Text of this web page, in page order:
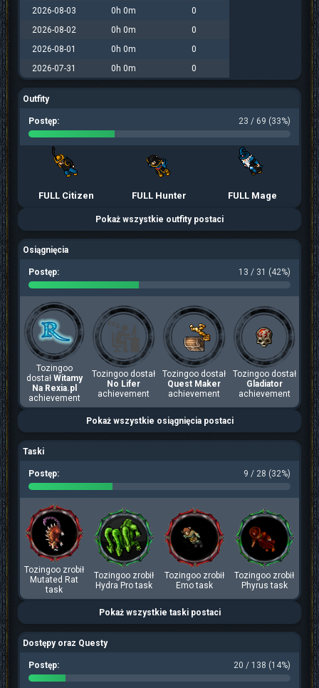
2026-08-03
0h 0m
0
2026-08-02
0h 0m
0
2026-08-01
0h 0m
0
2026-07-31
0h 0m 0
Outfity
Postęp: 23 / 69 (33%)
FULL Citizen FULL Hunter FULL Mage
Pokaż wszystkie outfity postaci
Osiągnięcia
Postęp: 13 / 31 (42%)
Tozingoo
dostał Witamy
Na Rexia.pl
achievement
Tozingoo dostał
No Lifer
achievement
Tozingoo dostał
Quest Maker
achievement
Tozingoo dostał
Gladiator
achievement
Pokaż wszystkie osiągnięcia postaci
Taski
Postęp: 9 / 28 (32%)
Tozingoo zrobił
Mutated Rat
task
Tozingoo zrobił
Hydra Pro task
Tozingoo zrobił
Emo task
Tozingoo zrobił
Phyrus task
Pokaż wszystkie taski postaci
Dostępy oraz Questy
Postęp: 20 / 138 (14%)